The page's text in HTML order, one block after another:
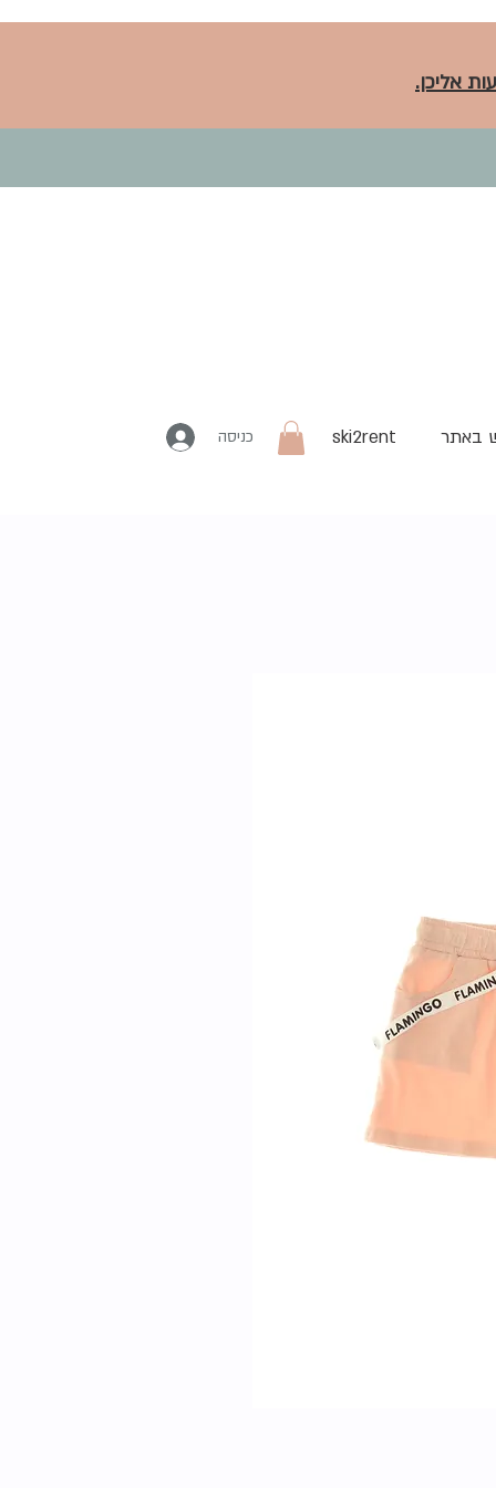
אליכן.
כניסה ski2rent באתר